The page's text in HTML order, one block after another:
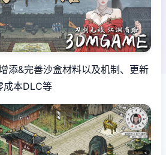
添&完善沙盒材料以及机制、更新
成本DLC等